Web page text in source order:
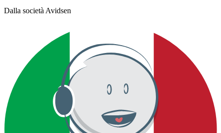
Dalla società Avidsen